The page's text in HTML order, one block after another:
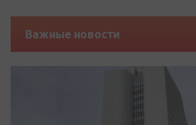
Важные новости